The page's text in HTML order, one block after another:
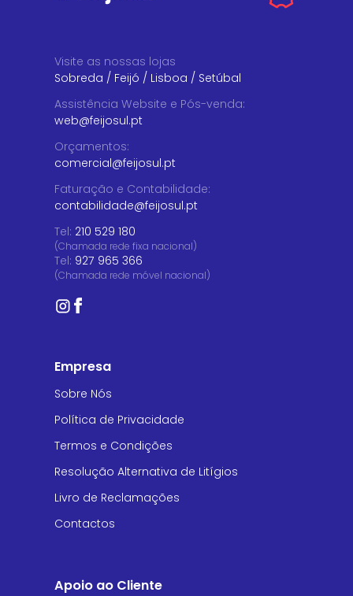
Visite as nossas lojas
Sobreda / Feijó / Lisboa / Setúbal
Assistência Website e Pós-venda:
web@feijosul.pt
Orçamentos:
comercial@feijosul.pt
Faturação e Contabilidade:
contabilidade@feijosul.pt
Tel: 210 529 180
(Chamada rede fixa nacional)
Tel: 927 965 366
(Chamada rede móvel nacional)
Empresa
Sobre Nós
Política de Privacidade
Termos e Condições
Resolução Alternativa de Litígios
Livro de Reclamações
Contactos
Apoio ao Cliente